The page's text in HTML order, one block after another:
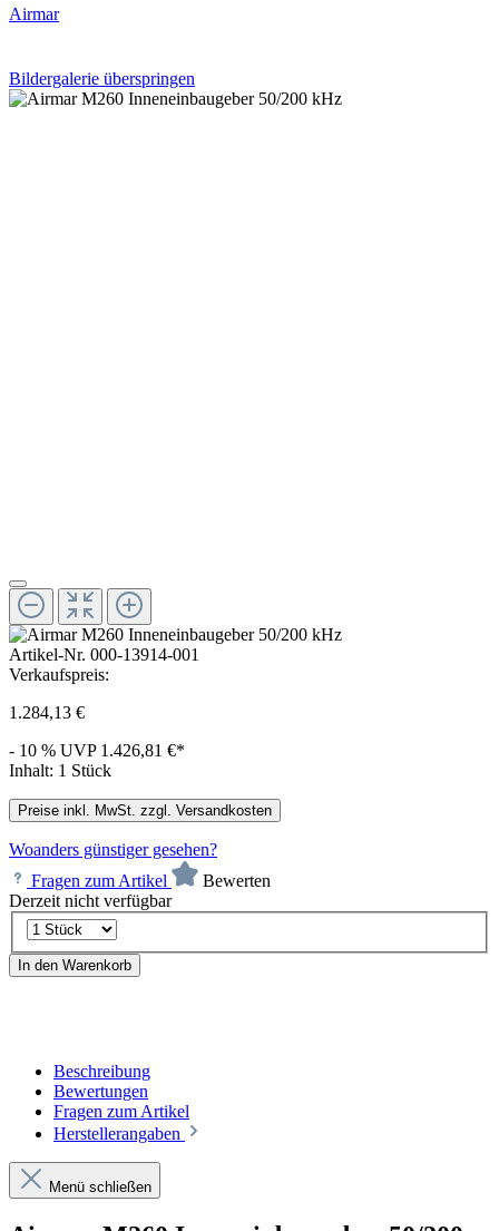
Airmar
Bildergalerie überspringen
Artikel-Nr. 000-13914-001
Verkaufspreis:
1.284,13 €
- 10 % UVP 1.426,81 €*
Inhalt: 1 Stück
Preise inkl. MwSt. zzgl. Versandkosten
Woanders günstiger gesehen?
Fragen zum Artikel
Bewerten
Derzeit nicht verfügbar
In den Warenkorb
Beschreibung
Bewertungen
Fragen zum Artikel
Herstellerangaben
Menü schließen